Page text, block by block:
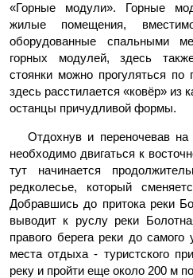
«Горные модули». Горные
жилые помещения,
оборудованные спальными
горных модулей, здесь
стоянки можно прогуляться по
здесь расстилается «ковёр» из
останцы причудливой формы.
Отдохнув и переночевав на
необходимо двигаться к
тут начинается
редколесье, который
Добравшись до притока реки
выводит к руслу реки
правого берега реки до
места отдыха - туристского
реку и пройти еще около 200 м